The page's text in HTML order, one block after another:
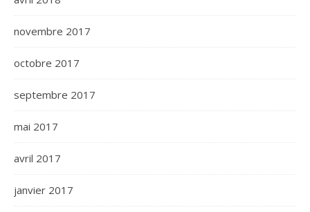
novembre 2017
octobre 2017
septembre 2017
mai 2017
avril 2017
janvier 2017